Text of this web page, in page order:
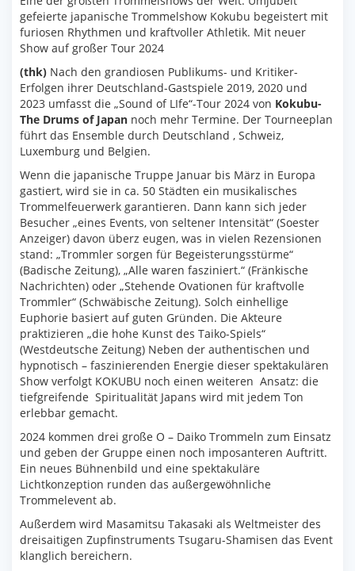
gefeierte japanische Trommelshow Kokubu begeistert mit
furiosen Rhythmen und kraftvoller Athletik. Mit neuer
Show auf großer Tour 2024
(thk) Nach den grandiosen Publikums- und Kritiker-
Erfolgen ihrer Deutschland-Gastspiele 2019, 2020 und
2023 umfasst die „Sound of LIfe“-Tour 2024 von Kokubu-
The Drums of Japan noch mehr Termine. Der Tourneeplan
führt das Ensemble durch Deutschland , Schweiz,
Luxemburg und Belgien.
Wenn die japanische Truppe Januar bis März in Europa
gastiert, wird sie in ca. 50 Städten ein musikalisches
Trommelfeuerwerk garantieren. Dann kann sich jeder
Besucher „eines Events, von seltener Intensität“ (Soester
Anzeiger) davon überz eugen, was in vielen Rezensionen
stand: „Trommler sorgen für Begeisterungsstürme“
(Badische Zeitung), „Alle waren fasziniert.“ (Fränkische
Nachrichten) oder „Stehende Ovationen für kraftvolle
Trommler“ (Schwäbische Zeitung). Solch einhellige
Euphorie basiert auf guten Gründen. Die Akteure
praktizieren „die hohe Kunst des Taiko-Spiels“
(Westdeutsche Zeitung) Neben der authentischen und
hypnotisch – faszinierenden Energie dieser spektakulären
Show verfolgt KOKUBU noch einen weiteren Ansatz: die
tiefgreifende Spiritualität Japans wird mit jedem Ton
erlebbar gemacht.
2024 kommen drei große O – Daiko Trommeln zum Einsatz
und geben der Gruppe einen noch imposanteren Auftritt.
Ein neues Bühnenbild und eine spektakuläre
Lichtkonzeption runden das außergewöhnliche
Trommelevent ab.
Außerdem wird Masamitsu Takasaki als Weltmeister des
dreisaitigen Zupfinstruments Tsugaru-Shamisen das Event
klanglich bereichern.